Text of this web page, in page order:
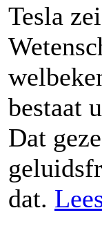
Tesla
bestaat
Dat
dat.